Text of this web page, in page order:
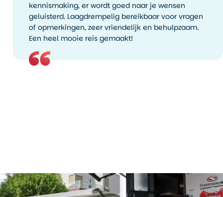
kennismaking, er wordt goed naar je wensen
geluisterd. Laagdrempelig bereikbaar voor vragen
of opmerkingen, zeer vriendelijk en behulpzaam.
Een heel mooie reis gemaakt!